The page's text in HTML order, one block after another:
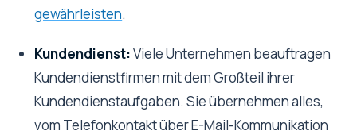
gewährleisten.
Kundendienst:Viele Unternehmen beauftragen
Kundendienstfirmen mit dem Großteil ihrer
Kundendienstaufgaben. Sie übernehmen alles,
vom Telefonkontakt über E-Mail-Kommunikation